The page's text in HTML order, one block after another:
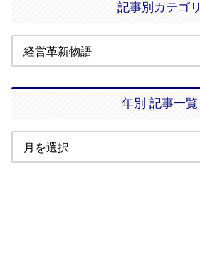
記事別カテゴリ
年別 記事一覧